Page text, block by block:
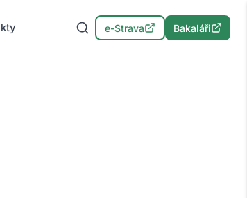
e-Strava Bakaláři